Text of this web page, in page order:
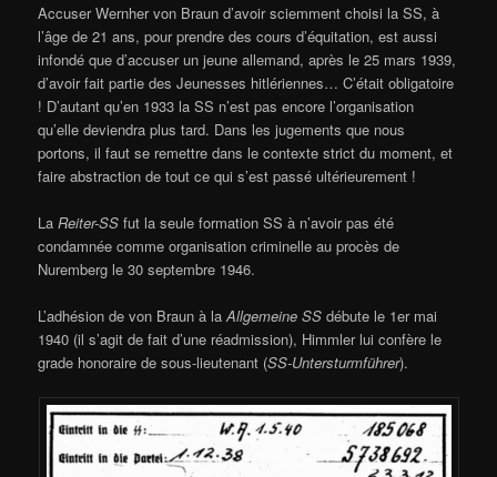
Accuser Wernher von Braun d’avoir sciemment choisi la SS, à
l’âge de 21 ans, pour prendre des cours d’équitation, est aussi
infondé que d’accuser un jeune allemand, après le 25 mars 1939,
d’avoir fait partie des Jeunesses hitlériennes… C’était obligatoire
! D’autant qu’en 1933 la SS n’est pas encore l’organisation
qu’elle deviendra plus tard. Dans les jugements que nous
portons, il faut se remettre dans le contexte strict du moment, et
faire abstraction de tout ce qui s’est passé ultérieurement !
LaReiter-SS fut la seule formation SS à n’avoir pas été
condamnée comme organisation criminelle au procès de
Nuremberg le 30 septembre 1946.
L’adhésion de von Braun à laAllgemeine SS débute le 1er mai
1940 (il s’agit de fait d’une réadmission), Himmler lui confère le
grade honoraire de sous-lieutenant (SS-Untersturmführer).